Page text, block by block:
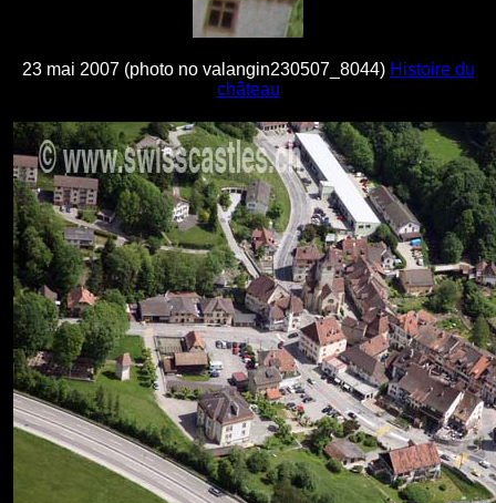
23 mai 2007 (photo no valangin230507_8044) Histoire du
château